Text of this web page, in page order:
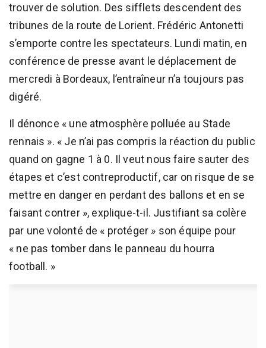
trouver de solution. Des sifflets descendent des
tribunes de la route de Lorient. Frédéric Antonetti
s’emporte contre les spectateurs. Lundi matin, en
conférence de presse avant le déplacement de
mercredi à Bordeaux, l’entraîneur n’a toujours pas
digéré.
Il dénonce « une atmosphère polluée au Stade
rennais ». « Je n’ai pas compris la réaction du public
quand on gagne 1 à 0. Il veut nous faire sauter des
étapes et c’est contreproductif, car on risque de se
mettre en danger en perdant des ballons et en se
faisant contrer », explique-t-il. Justifiant sa colère
par une volonté de « protéger » son équipe pour
« ne pas tomber dans le panneau du hourra
football. »